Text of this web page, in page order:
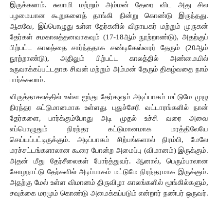
இருக்கலாம்.
சுவாமி மற்றும் அம்மன் தேரை விட அது
சில
பழமையான
கூறுகளைத் தாங்கி நின்று கொண்டு
இருந்தது.
ஆகவே,
இப்பொழுது உள்ள தேர்களில் விநாயகர் மற்றும் முருகன்
தேர்கள் சமகாலத்தனவாகவும் (17-18ஆம் நூற்றாண்டு), அதற்குப்
பிற்பட்ட
காலத்தை சார்ந்ததாக சண்டிகேஸ்வரர்
தேரும் (20ஆம்
நூற்றாண்டு),
அதிலும் பிற்பட்ட
காலத்தில் அண்மையில்
உருவாக்கப்பட்டதாக சிவன் மற்றும் அம்மன் தேரும் திகழ்வதை நாம்
பார்க்கலாம்.
விருத்தாசலத்தில் உள்ள ஐந்து தேர்களும் அடிப்பாகம் மட்டுமே முழு
நிரந்தர
கட்டுமானமாக உள்ளது. புதுச்சேரி வட்டாரங்களில்
நான்
தேர்களை,
பார்க்கும்போது அடி முதல் உச்சி வரை
அவை
எப்பொழுதும்
நிரந்தர கட்டுமானமாக மரத்திலேயே
செய்யப்பட்டிருக்கும்.
அடிப்பாகம் சிற்பங்களால் நிரம்பி,
மேலே
மரச்சட்டங்களாலான கூரை போன்ற அமைப்பு (விமானம்) இருக்கும்.
அதன்
மீது தேர்சீலைகள் போர்த்துவர்.
ஆனால், பெரும்பாலான
சோழநாட்டு தேர்களில் அடிப்பாகம் மட்டுமே நிரந்தரமாக இருக்கும்.
அதற்கு மேல் உள்ள விமானம் திருவிழா காலங்களில் மூங்கில்களும்,
சவுக்கை மரமும் கொண்டு அமைக்கப்படும் என்றார் நண்பர் ஒருவர்.